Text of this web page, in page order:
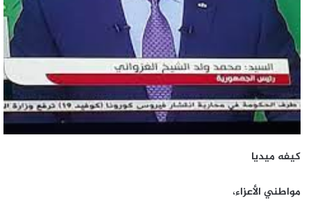
كيفه ميديا
مواطني الأعزاء،